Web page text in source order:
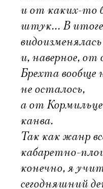
и от каких-то
штук… В
и, наверное, от
Брехта вообще
не осталось,
а от
канва.
Так как жанр
кабаретно-
конечно, я
сегодняшний